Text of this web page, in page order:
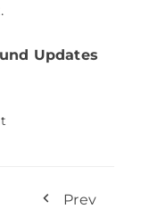
Updates
Prev